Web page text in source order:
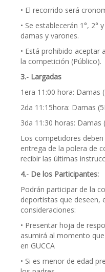
• El recorrido será
• Se establecerán 1°, 2°
damas y varones.
• Está prohibido aceptar
la competición (Público).
3.- Largadas
1era 11:00 hora: Damas
2da 11:15hora: Damas
3da 11:30 horas: Damas
Los competidores
entrega de la polera de
recibir las últimas
4.- De los Participantes:
Podrán participar de la
deportistas que deseen,
consideraciones:
• Presentar hoja de
asumirá al momento
en GUCCA
• Si es menor de edad